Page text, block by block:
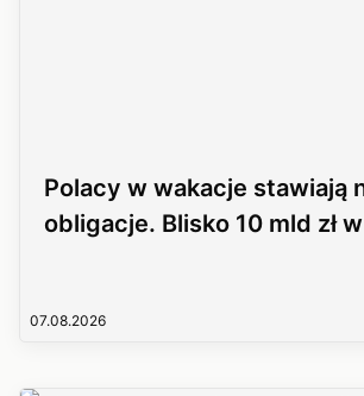
Polacy w wakacje stawiają
obligacje. Blisko 10 mld zł
07.08.2026